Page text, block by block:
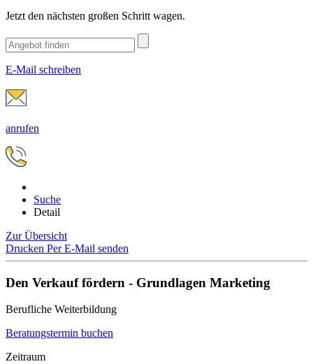
Jetzt den nächsten großen Schritt wagen.
E-Mail schreiben
anrufen
Suche
Detail
Zur Übersicht
Drucken Per E-Mail senden
Den Verkauf fördern - Grundlagen Marketing
Berufliche Weiterbildung
Beratungstermin buchen
Zeitraum